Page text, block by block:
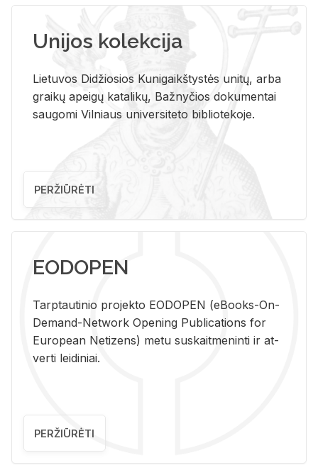
Unijos kolekcija
Lietuvos Didžiosios Kunigaikštystės unitų, arba
graikų apeigų katalikų, Bažnyčios dokumentai
saugomi Vilniaus universiteto bibliotekoje.
PERŽIŪRĖTI
EODOPEN
Tarp­tau­ti­nio pro­jek­to EO­DO­PEN (eBo­oks-On-
De­mand-Ne­twork Ope­ning Pub­li­ca­tions for
Eu­ro­pe­an Ne­ti­zens) metu su­skait­me­nin­ti ir at­
ver­ti lei­di­niai.
PERŽIŪRĖTI